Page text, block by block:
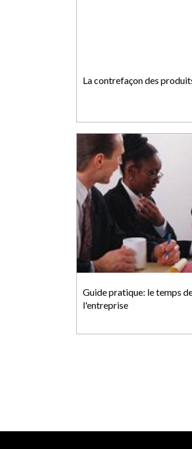
La contrefaçon des
Guide pratique: le temps
l'entreprise